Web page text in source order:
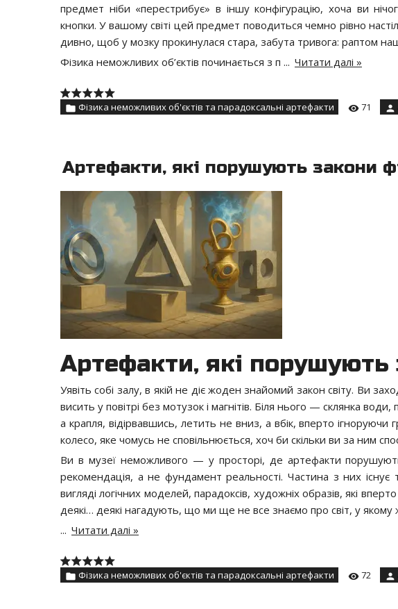
предмет ніби «перестрибує» в іншу конфігурацію, хоча ви
кнопки. У вашому світі цей предмет поводиться чемно рівно
дивно, щоб у мозку прокинулася стара, забута тривога: раптом
Фізика неможливих об’єктів починається з п ... Читати далі »
Фізика неможливих об'єктів та парадоксальні артефакти 71
Артефакти, які порушують закони
Артефакти, які порушують
Уявіть собі залу, в якій не діє жоден знайомий закон світу. Ви
висить у повітрі без мотузок і магнітів. Біля нього — склянка
а крапля, відірвавшись, летить не вниз, а вбік, вперто ігноруючи
колесо, яке чомусь не сповільнюється, хоч би скільки ви за ним
Ви в музеї неможливого — у просторі, де артефакти
рекомендація, а не фундамент реальності. Частина з них існує
вигляді логічних моделей, парадоксів, художніх образів, які
деякі… деякі нагадують, що ми ще не все знаємо про світ, у якому
... Читати далі »
Фізика неможливих об'єктів та парадоксальні артефакти 72